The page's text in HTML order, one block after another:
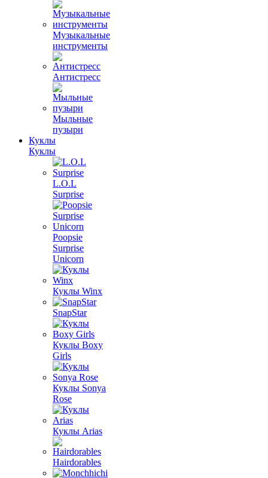
Музыкальные
инструменты
Антистресс
Мыльные
пузыри
Куклы
Куклы
L.O.L
Surprise
Poopsie
Surprise
Unicorn
Куклы Winx
SnapStar
Куклы Boxy
Girls
Куклы Sonya
Rose
Куклы Arias
Hairdorables